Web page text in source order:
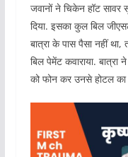
जवानों ने चिकेन हॉट सावर
दिया. इसका कुल बिल
बात्रा के पास पैसा नहीं
बिल पेमेंट कवाराया. बात्रा
को फोन कर उनसे होटल का